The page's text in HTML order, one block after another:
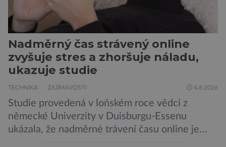
Nadměrný čas strávený online
zvyšuje stres a zhoršuje náladu,
ukazuje studie
TECHNIKA ZAJÍMAVOSTI 4.8.2026
Studie provedená v loňském roce vědci z
německé Univerzity v Duisburgu-Essenu
ukázala, že nadměrné trávení času online je